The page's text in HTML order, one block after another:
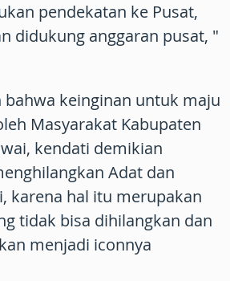
pendekatan ke Pusat,
didukung anggaran pusat, "
bahwa keinginan untuk maju
Masyarakat Kabupaten
kendati demikian
Adat dan
karena hal itu merupakan
tidak bisa dihilangkan dan
menjadi iconnya